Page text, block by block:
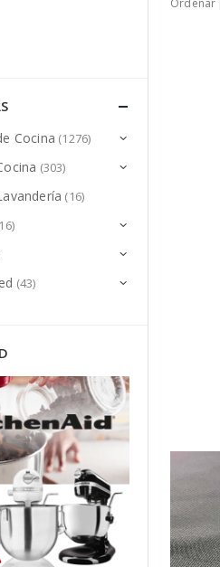
Ordenar
Cocina (1276)
(303)
(16)
(43)